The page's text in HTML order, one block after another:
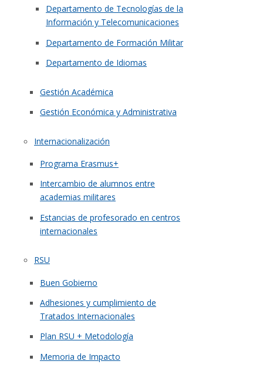
Departamento de Tecnologías de la
Información y Telecomunicaciones
Departamento de Formación Militar
Departamento de Idiomas
Gestión Académica
Gestión Económica y Administrativa
Internacionalización
Programa Erasmus+
Intercambio de alumnos entre
academias militares
Estancias de profesorado en centros
internacionales
RSU
Buen Gobierno
Adhesiones y cumplimiento de
Tratados Internacionales
Plan RSU + Metodología
Memoria de Impacto